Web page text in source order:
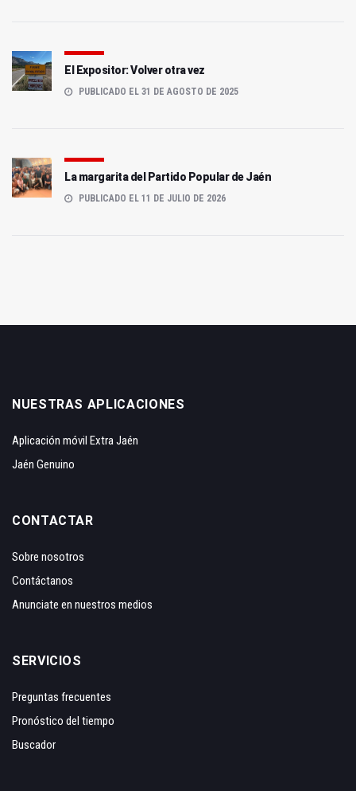
El Expositor: Volver otra vez
PUBLICADO EL 31 DE AGOSTO DE 2025
La margarita del Partido Popular de Jaén
PUBLICADO EL 11 DE JULIO DE 2026
NUESTRAS APLICACIONES
Aplicación móvil Extra Jaén
Jaén Genuino
CONTACTAR
Sobre nosotros
Contáctanos
Anunciate en nuestros medios
SERVICIOS
Preguntas frecuentes
Pronóstico del tiempo
Buscador